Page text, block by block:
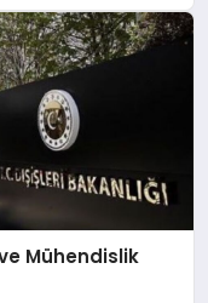
Mühendislik